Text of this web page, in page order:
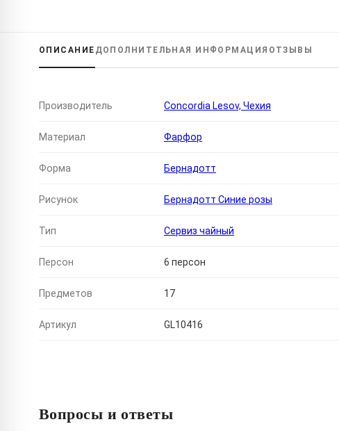
ОПИСАНИЕ ДОПОЛНИТЕЛЬНАЯ ИНФОРМАЦИЯ ОТЗЫВЫ
Производитель Concordia Lesov, Чехия
Материал Фарфор
Форма Бернадотт
Рисунок Бернадотт Синие розы
Тип Сервиз чайный
Персон 6 персон
Предметов 17
Артикул GL10416
Вопросы и ответы